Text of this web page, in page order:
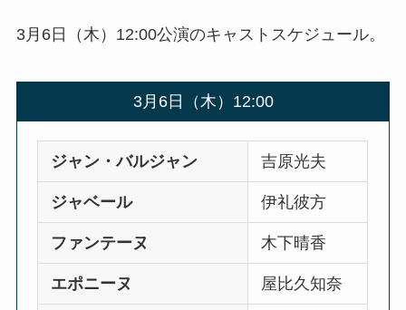
3月6日（木）12:00公演のキャストスケジュール。
3月6日（木）12:00
ジャン・バルジャン 吉原光夫
ジャベール 伊礼彼方
ファンテーヌ 木下晴香
エポニーヌ 屋比久知奈